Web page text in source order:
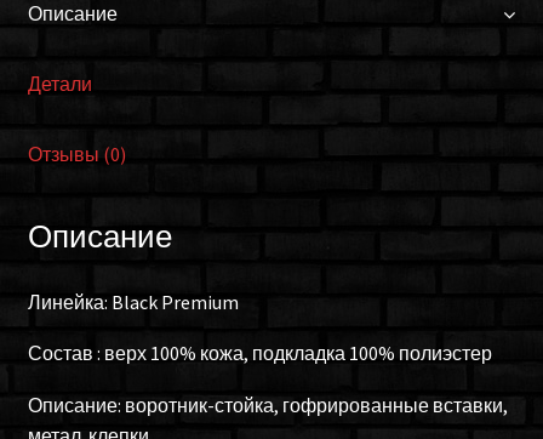
Описание
Детали
Отзывы (0)
Описание
Линейка: Black Premium
Состав : верх 100% кожа, подкладка 100% полиэстер
Описание: воротник-стойка, гофрированные вставки,